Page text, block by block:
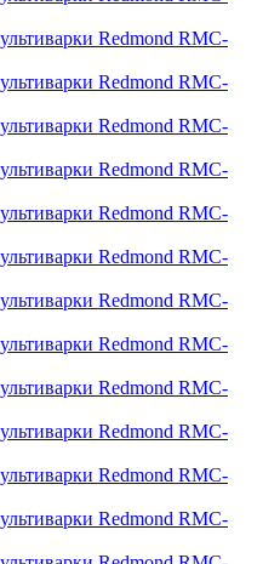
Redmond RMC-
Redmond RMC-
Redmond RMC-
Redmond RMC-
Redmond RMC-
Redmond RMC-
Redmond RMC-
Redmond RMC-
Redmond RMC-
Redmond RMC-
Redmond RMC-
Redmond RMC-